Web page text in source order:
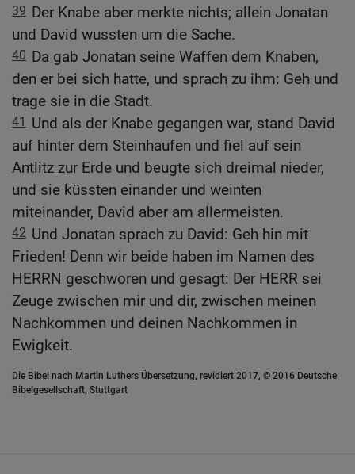
39 Der Knabe aber merkte nichts; allein Jonatan
und David wussten um die Sache.
40 Da gab Jonatan seine Waffen dem Knaben,
den er bei sich hatte, und sprach zu ihm: Geh und
trage sie in die Stadt.
41 Und als der Knabe gegangen war, stand David
auf hinter dem Steinhaufen und fiel auf sein
Antlitz zur Erde und beugte sich dreimal nieder,
und sie küssten einander und weinten
miteinander, David aber am allermeisten.
42 Und Jonatan sprach zu David: Geh hin mit
Frieden! Denn wir beide haben im Namen des
HERRN geschworen und gesagt: Der HERR sei
Zeuge zwischen mir und dir, zwischen meinen
Nachkommen und deinen Nachkommen in
Ewigkeit.
Die Bibel nach Martin Luthers Übersetzung, revidiert 2017, © 2016 Deutsche
Bibelgesellschaft, Stuttgart